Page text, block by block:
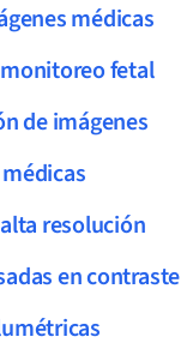
médicas
fetal
de imágenes
resolución
en contraste